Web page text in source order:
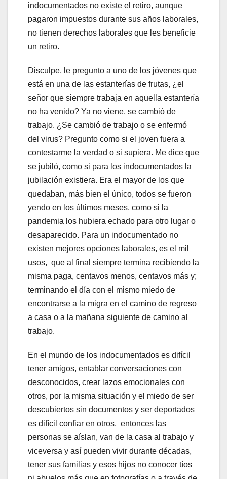
indocumentados no existe el retiro, aunque
pagaron impuestos durante sus años laborales,
no tienen derechos laborales que les beneficie
un retiro.
Disculpe, le pregunto a uno de los jóvenes que
está en una de las estanterías de frutas, ¿el
señor que siempre trabaja en aquella estantería
no ha venido? Ya no viene, se cambió de
trabajo. ¿Se cambió de trabajo o se enfermó
del virus? Pregunto como si el joven fuera a
contestarme la verdad o si supiera. Me dice que
se jubiló, como si para los indocumentados la
jubilación existiera. Era el mayor de los que
quedaban, más bien el único, todos se fueron
yendo en los últimos meses, como si la
pandemia los hubiera echado para otro lugar o
desaparecido. Para un indocumentado no
existen mejores opciones laborales, es el mil
usos, que al final siempre termina recibiendo la
misma paga, centavos menos, centavos más y;
terminando el día con el mismo miedo de
encontrarse a la migra en el camino de regreso
a casa o a la mañana siguiente de camino al
trabajo.
En el mundo de los indocumentados es difícil
tener amigos, entablar conversaciones con
desconocidos, crear lazos emocionales con
otros, por la misma situación y el miedo de ser
descubiertos sin documentos y ser deportados
es difícil confiar en otros, entonces las
personas se aíslan, van de la casa al trabajo y
viceversa y así pueden vivir durante décadas,
tener sus familias y esos hijos no conocer tíos